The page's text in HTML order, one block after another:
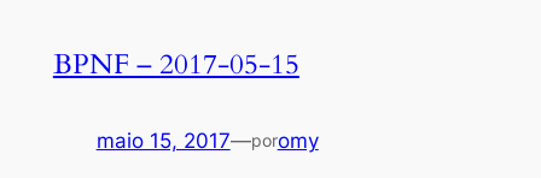
BPNF – 2017-05-15
maio 15, 2017—poromy